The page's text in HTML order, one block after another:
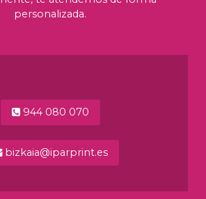
personalizada.
944 080 070
bizkaia@iparprint.es